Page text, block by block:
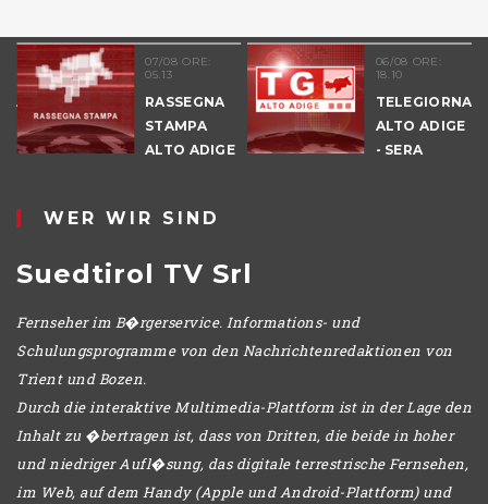
07/08 ORE:
05.13
RASSEGNA
STAMPA
ALTO ADIGE
06/08 ORE:
18.10
ALTO ADIGE
- SERA
WER WIR SIND
Suedtirol TV Srl
Fernseher im B�rgerservice. Informations- und
Schulungsprogramme von den Nachrichtenredaktionen von
Trient und Bozen.
Durch die interaktive Multimedia-Plattform ist in der Lage den
Inhalt zu �bertragen ist, dass von Dritten, die beide in hoher
und niedriger Aufl�sung, das digitale terrestrische Fernsehen,
im Web, auf dem Handy (Apple und Android-Plattform) und